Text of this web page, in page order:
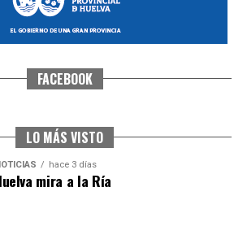
FACEBOOK
LO MÁS VISTO
hace 3 días
mira a la Ría